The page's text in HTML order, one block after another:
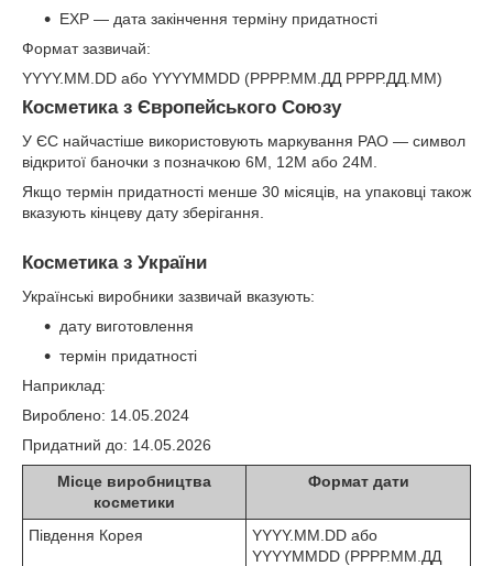
EXP — дата закінчення терміну придатності
Формат зазвичай:
YYYY.MM.DD або YYYYMMDD (РРРР.ММ.ДД РРРР.ДД.ММ)
Косметика з Європейського Союзу
У ЄС найчастіше використовують маркування PAO — символ
відкритої баночки з позначкою 6M, 12M або 24M.
Якщо термін придатності менше 30 місяців, на упаковці також
вказують кінцеву дату зберігання.
Косметика з України
Українські виробники зазвичай вказують:
дату виготовлення
термін придатності
Наприклад:
Вироблено: 14.05.2024
Придатний до: 14.05.2026
Місце виробництва
косметики
Формат дати
Південня Корея
YYYY.MM.DD або
YYYYMMDD (РРРР.ММ.ДД